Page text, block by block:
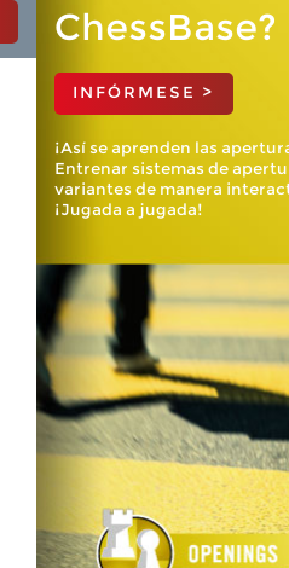
ChessBase?
INFÓRMESE >
¡Así se aprenden las
Entrenar sistemas de
variantes de manera
¡Jugada a jugada!